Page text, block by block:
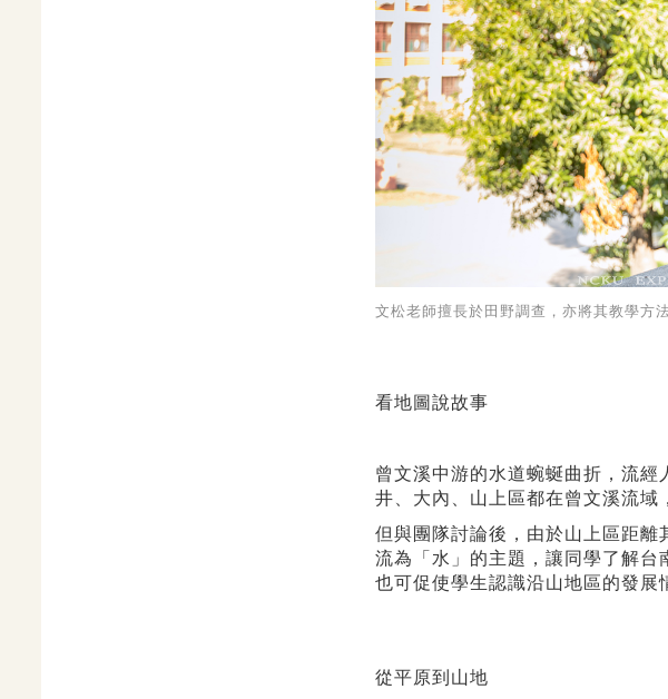
文松老師擅長於田野調查，亦將其教學方
看地圖說故事
曾文溪中游的水道蜿蜒曲折，流
井、大內、山上區都在曾文溪流域
但與團隊討論後，由於山上區距離
流為「水」的主題，讓同學了解台
也可促使學生認識沿山地區的發展
從平原到山地